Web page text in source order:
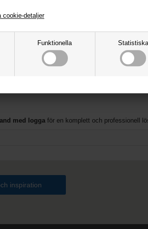
Funktionella Statistiska
cookie-detaljer
på ID-kort, passerkort, namnskyltar eller
levereras med hål för enkel montering i
med logga för en komplett och professionell